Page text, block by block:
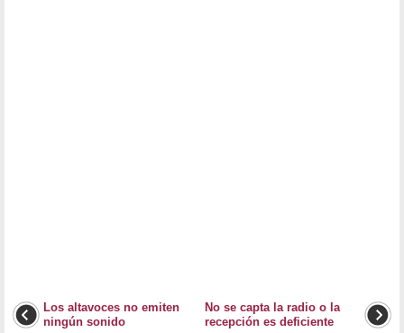
Los altavoces no emiten
ningún sonido
No se capta la radio o la
recepción es deficiente